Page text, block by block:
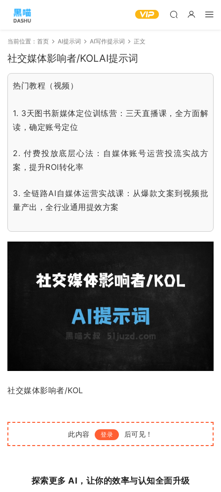
当前位置： 首页 AI提示词 AI写作提示词 正文
社交媒体影响者/KOLAI提示词
热门教程（视频）
1. 3天图书新媒体定位训练营：三天直播课，全方面解
读，确定账号定位
2. 付费投放底层心法：自媒体账号运营投流实战方
案，提升ROI转化率
3.全链路AI自媒体运营实战课：从爆款文案到视频批
量产出，全行业通用提效方案
社交媒体影响者/KOL
此内容 登录 后可见！
探索更多 AI，让你的效率与认知全面升级